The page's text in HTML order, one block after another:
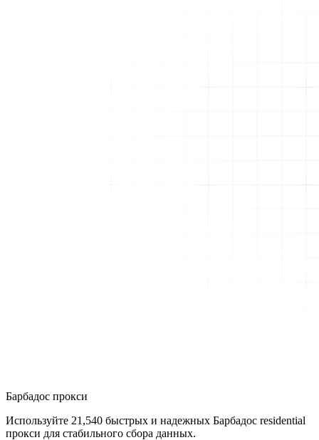
Барбадос прокси
Используйте 21,540 быстрых и надежных Барбадос residential
прокси для стабильного сбора данных.